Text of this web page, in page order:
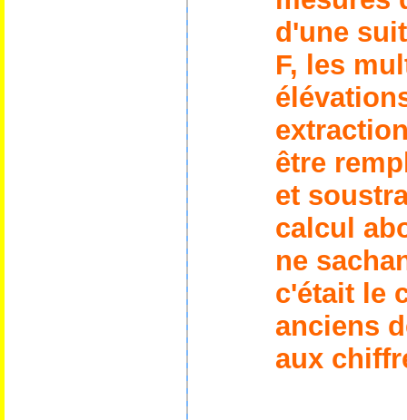
d'une
F, les
être
et
calcul
ne
c'était le
anciens
aux